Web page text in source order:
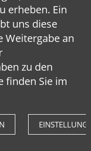
erheben. Ein
uns diese
Weitergabe an
zu den
finden Sie im